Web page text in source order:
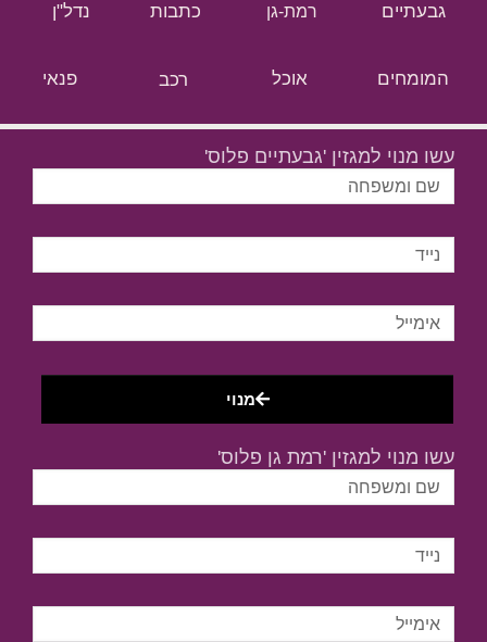
גבעתיים רמת-גן כתבות נדל"ן
המומחים אוכל רכב פנאי
עשו מנוי למגזין 'גבעתיים פלוס'
מנוי
עשו מנוי למגזין 'רמת גן פלוס'